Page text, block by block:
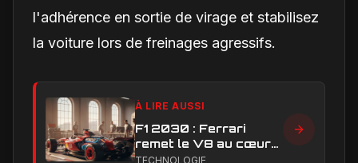
l'adhérence en sortie de virage et stabilisez
la voiture lors de freinages agressifs.
À LIRE AUSSI
F1 2030 : Ferrari
remet le V8 au cœur
du débat sur l’avenir
TECHNOLOGIE